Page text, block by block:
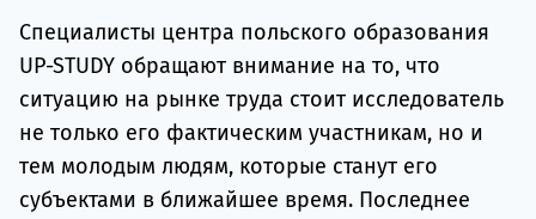
Специалисты центра польского образования
UP-STUDY обращают внимание на то, что
ситуацию на рынке труда стоит исследователь
не только его фактическим участникам, но и
тем молодым людям, которые станут его
субъектами в ближайшее время. Последнее